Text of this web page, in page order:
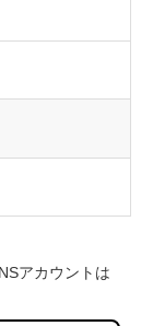
アカウントは